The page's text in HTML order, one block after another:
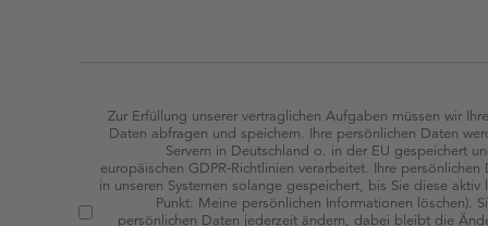
Zur Erfüllung unserer vertraglichen Aufgaben müssen wir
Daten abfragen und speichern. Ihre persönlichen Daten
Servern in Deutschland o. in der EU gespeichert
europäischen GDPR-Richtlinien verarbeitet. Ihre persönlichen
in unseren Systemen solange gespeichert, bis Sie diese aktiv
Punkt: Meine persönlichen Informationen löschen).
persönlichen Daten jederzeit ändern, dabei bleibt die